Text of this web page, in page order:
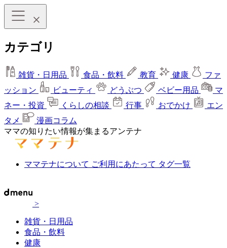
カテゴリ
雑貨・日用品 食品・飲料 教育 健康
ファ
ッション
ビューティ どうぶつ ベビー用品
マ
ネー・投資
くらしの相談 行事 おでかけ
エン
タメ
漫画コラム
ママの知りたい情報が集まるアンテナ
ママテナについて ご利用にあたって タグ一覧
>
雑貨・日用品
食品・飲料
健康